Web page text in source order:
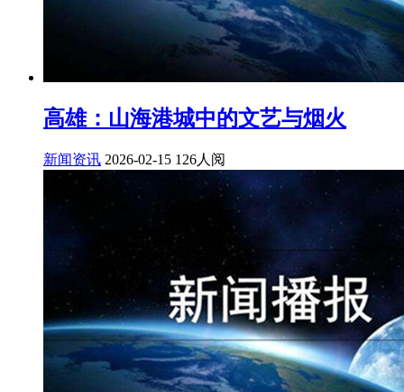
高雄：山海港城中的文艺与烟火
新闻资讯 2026-02-15 126人阅